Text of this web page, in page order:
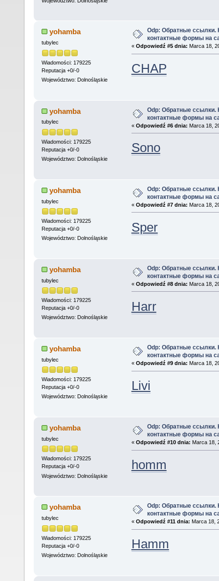
yohamba
tubylec
Wiadomości: 179225
Reputacja +0/-0
Województwo: Dolnośląskie
Odp: Обратные ссылки.
контактные формы на
« Odpowiedź #5 dnia: Marca 18,
CHAP
yohamba
tubylec
Wiadomości: 179225
Reputacja +0/-0
Województwo: Dolnośląskie
Odp: Обратные ссылки.
контактные формы на
« Odpowiedź #6 dnia: Marca 18,
Sono
yohamba
tubylec
Wiadomości: 179225
Reputacja +0/-0
Województwo: Dolnośląskie
Odp: Обратные ссылки.
контактные формы на
« Odpowiedź #7 dnia: Marca 18,
Sper
yohamba
tubylec
Wiadomości: 179225
Reputacja +0/-0
Województwo: Dolnośląskie
Odp: Обратные ссылки.
контактные формы на
« Odpowiedź #8 dnia: Marca 18,
Harr
yohamba
tubylec
Wiadomości: 179225
Reputacja +0/-0
Województwo: Dolnośląskie
Odp: Обратные ссылки.
контактные формы на
« Odpowiedź #9 dnia: Marca 18,
Livi
yohamba
tubylec
Wiadomości: 179225
Reputacja +0/-0
Województwo: Dolnośląskie
Odp: Обратные ссылки.
контактные формы на
« Odpowiedź #10 dnia: Marca 18,
homm
yohamba
tubylec
Wiadomości: 179225
Reputacja +0/-0
Województwo: Dolnośląskie
Odp: Обратные ссылки.
контактные формы на
« Odpowiedź #11 dnia: Marca 18,
Hamm